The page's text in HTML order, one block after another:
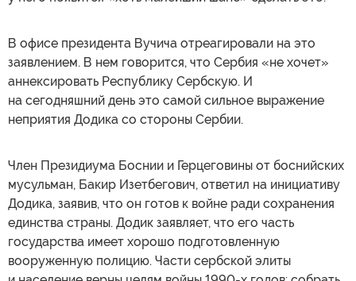
В офисе президента Вучича отреагировали на это
заявлением. В нем говорится, что Сербия «не хочет»
аннексировать Республику Сербскую. И
на сегодняшний день это самой сильное выражение
неприятия Додика со стороны Сербии.
Член Президиума Боснии и Герцеговины от боснийских
мусульман, Бакир Изетбегович, ответил на инициативу
Додика, заявив, что он готов к войне ради сохранения
единства страны. Додик заявляет, что его часть
государства имеет хорошо подготовленную
вооруженную полицию. Части сербской элиты